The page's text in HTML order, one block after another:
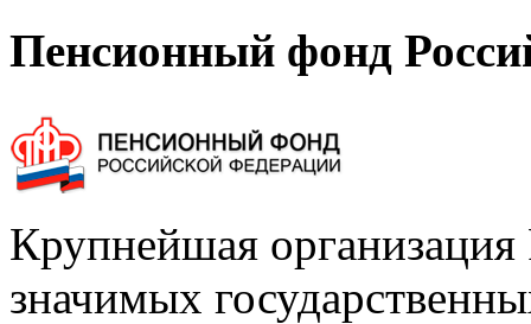
Пенсионный фонд
Крупнейшая
значимых